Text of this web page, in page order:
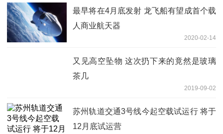
最早将在4月底发射 龙飞船有望成首个载
人商业航天器
2020-02-14
又见高空坠物 这次扔下来的竟然是玻璃
茶几
2019-09-02
苏州轨道交通3号线今起空载试运行 将于
12月底试运营